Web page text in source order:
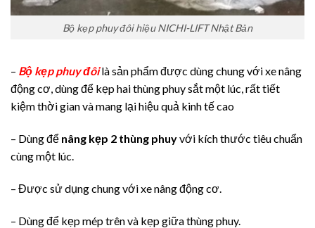
Bộ kẹp phuy đôi hiệu NICHI-LIFT Nhật Bản
– Bộ kẹp phuy đôilà sản phẩm được dùng chung với xe nâng
động cơ, dùng để kẹp hai thùng phuy sắt một lúc, rất tiết
kiệm thời gian và mang lại hiệu quả kinh tế cao
– Dùng để nâng kẹp 2 thùng phuyvới kích thước tiêu chuẩn
cùng một lúc.
– Được sử dụng chung với xe nâng động cơ.
– Dùng để kẹp mép trên và kẹp giữa thùng phuy.